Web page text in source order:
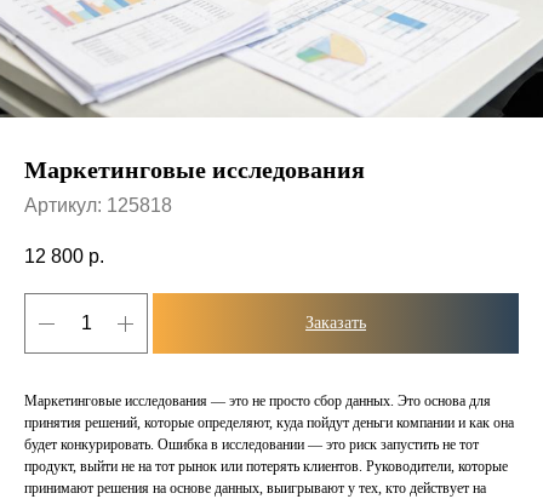
Маркетинговые исследования
Артикул: 125818
12 800 р.
Заказать
Маркетинговые исследования — это не просто сбор данных. Это основа для
принятия решений, которые определяют, куда пойдут деньги компании и как она
будет конкурировать. Ошибка в исследовании — это риск запустить не тот
продукт, выйти не на тот рынок или потерять клиентов. Руководители, которые
принимают решения на основе данных, выигрывают у тех, кто действует на